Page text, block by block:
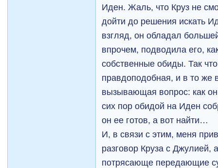
Иден. Жаль, что Круз не
дойти до решения искать
взгляд, он обладал
впрочем, подводила его,
собственные обиды. Так
правдоподобная, и в то же
вызывающая вопрос: как
сих пор обидой на Иден
он ее готов, а вот найти…
И, в связи с этим, меня
разговор Круза с Джулией,
потрясающе передающие